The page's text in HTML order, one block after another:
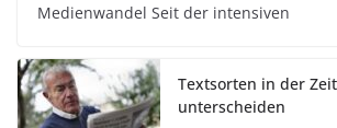
Medienwandel Seit der intensiven
Textsorten in der
unterscheiden